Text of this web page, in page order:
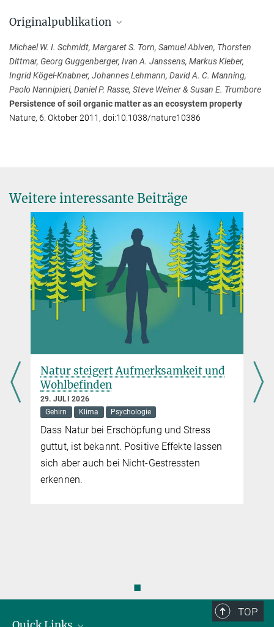
Trumbore
+49 3641 57-6110
trumbore@...
Susanne Héjja
Max-Planck-Institut für Biogeochemie, Jena
+49 3641 57-6800
presse@...
Originalpublikation
Michael W. I. Schmidt, Margaret S. Torn, Samuel Abiven, Thorsten
Dittmar, Georg Guggenberger, Ivan A. Janssens, Markus Kleber,
Ingrid Kögel-Knabner, Johannes Lehmann, David A. C. Manning,
Paolo Nannipieri, Daniel P. Rasse, Steve Weiner & Susan E. Trumbore
Persistence of soil organic matter as an ecosystem property
Nature, 6. Oktober 2011, doi:10.1038/nature10386
Weitere interessante Beiträge
Natur steigert Aufmerksamkeit und
Wohlbefinden
29. JULI 2026
Gehirn
Klima Psychologie
Dass Natur bei Erschöpfung und Stress
guttut, ist bekannt. Positive Effekte lassen
sich aber auch bei Nicht-Gestressten
erkennen.
◼
TOP